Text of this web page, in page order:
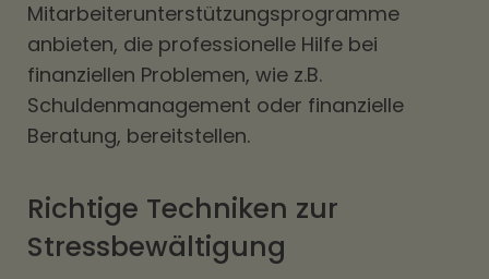
Mitarbeiterunterstützungsprogramme
anbieten, die professionelle Hilfe bei
finanziellen Problemen, wie z.B.
Schuldenmanagement oder finanzielle
Beratung, bereitstellen.
Richtige Techniken zur
Stressbewältigung